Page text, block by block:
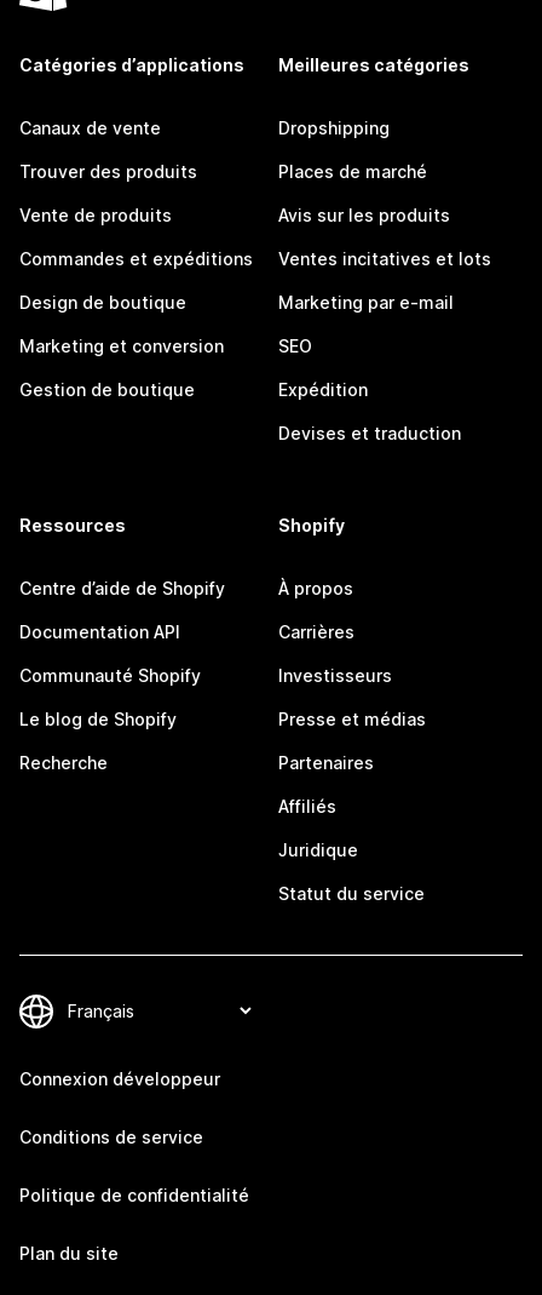
Catégories d’applications
Canaux de vente
Trouver des produits
Vente de produits
Commandes et expéditions
Design de boutique
Marketing et conversion
Gestion de boutique
Meilleures catégories
Dropshipping
Places de marché
Avis sur les produits
Ventes incitatives et lots
Marketing par e-mail
SEO
Expédition
Devises et traduction
Ressources
Centre d’aide de Shopify
Documentation API
Communauté Shopify
Le blog de Shopify
Recherche
Shopify
À propos
Carrières
Investisseurs
Presse et médias
Partenaires
Affiliés
Juridique
Statut du service
Connexion développeur
Conditions de service
Politique de confidentialité
Plan du site